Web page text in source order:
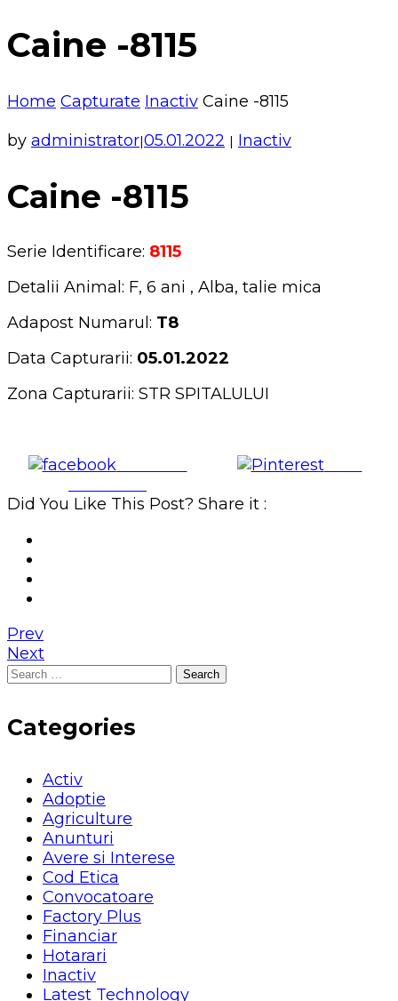
Caine -8115
Home Capturate Inactiv Caine -8115
by administrator|05.01.2022 | Inactiv
Caine -8115
Serie Identificare: 8115
Detalii Animal: F, 6 ani , Alba, talie mica
Adapost Numarul: T8
Data Capturarii: 05.01.2022
Zona Capturarii: STR SPITALULUI
Share on
Save
Did You Like This Post? Share it :
Prev
Next
Search
Categories
Activ
Adoptie
Agriculture
Anunturi
Avere si Interese
Cod Etica
Convocatoare
Factory Plus
Financiar
Hotarari
Inactiv
Latest Technology